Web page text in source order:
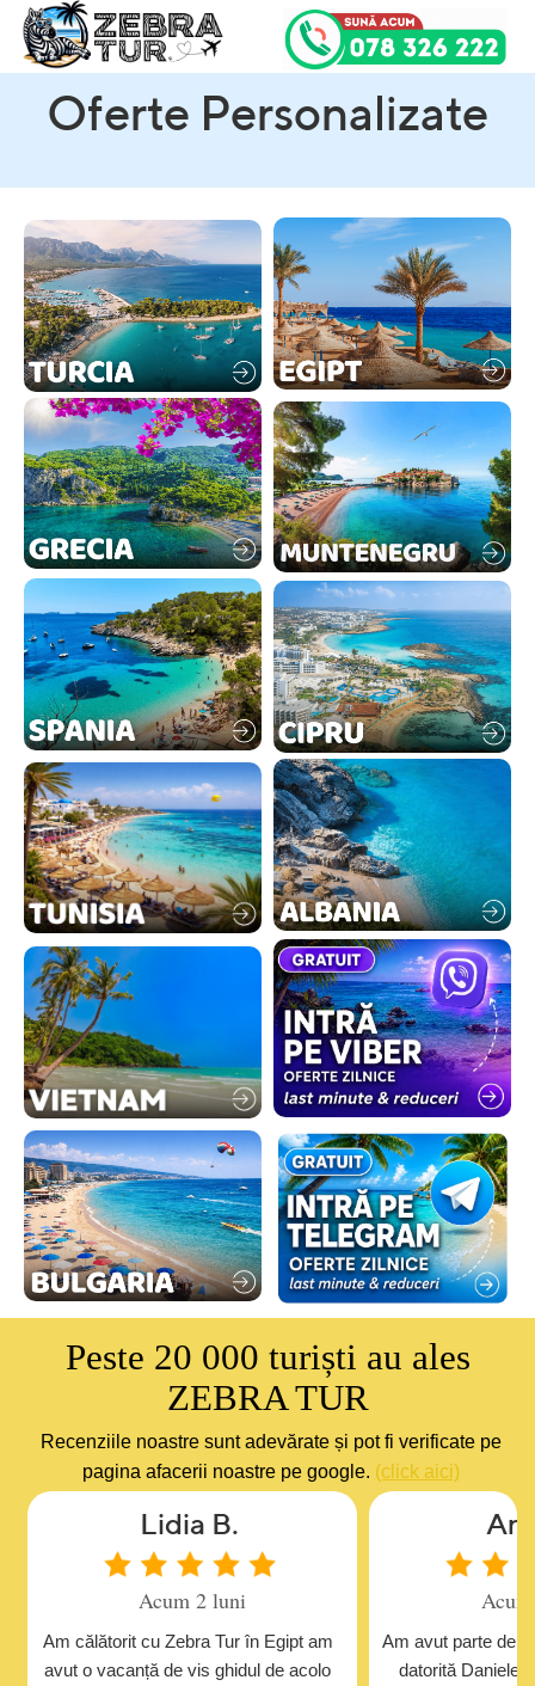
Oferte Personalizate
Peste 20 000 turiști au ales
ZEBRA TUR
Recenziile noastre sunt adevărate și pot fi verificate pe
pagina afacerii noastre pe google. (click aici)
Lidia B.
Acum 2 luni
Am călătorit cu Zebra Tur în Egipt am
avut o vacanță de vis ghidul de acolo
Am avut parte de
datorită Danielei,